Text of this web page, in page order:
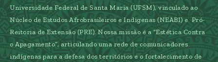
Universidade Federal de Santa Maria (UFSM), vinculado ao
Núcleo de Estudos Afrobrasileiros e Indígenas (NEABI) e Pró-
Reitoria de Extensão (PRE). Nossa missão é a “Estética Contra
o Apagamento”, articulando uma rede de comunicadores
indígenas para a defesa dos territórios e o fortalecimento de